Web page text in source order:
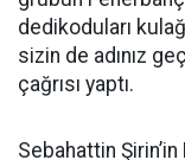
dedikoduları
sizin de adınız
çağrısı yaptı.
Sebahattin Şirin’in